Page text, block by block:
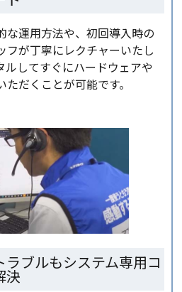
な運用方法や、初回導入時の
フが丁寧にレクチャーいたし
ルしてすぐにハードウェアや
だくことが可能です。
ブルもシステム専用コ
決